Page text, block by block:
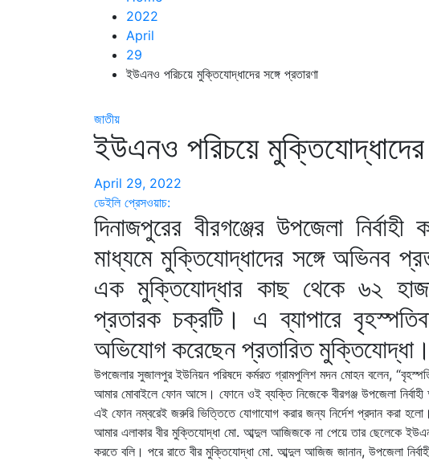
2022
April
29
ইউএনও পরিচয়ে মুক্তিযোদ্ধাদের সঙ্গে প্রতারণা
জাতীয়
ইউএনও পরিচয়ে মুক্তিযোদ্ধাদের
April 29, 2022
ডেইলি প্রেসওয়াচ:
দিনাজপুরের বীরগঞ্জের উপজেলা নির্বাহী
মাধ্যমে মুক্তিযোদ্ধাদের সঙ্গে অভিনব
এক মুক্তিযোদ্ধার কাছ থেকে ৬২
প্রতারক চক্রটি। এ ব্যাপারে
অভিযোগ করেছেন প্রতারিত মুক্তিযোদ্ধা।
উপজেলার সুজালপুর ইউনিয়ন পরিষদে কর্মরত গ্রামপুলিশ মদন মোহন বলেন,
আমার মোবাইলে ফোন আসে। ফোনে ওই ব্যক্তি নিজেকে বীরগঞ্জ উপজেলা নির্বাহী
এই ফোন নম্বরেই জরুরি ভিত্তিতে যোগাযোগ করার জন্য নির্দেশ প্রদান করা হলো।
আমার এলাকার বীর মুক্তিযোদ্ধা মো. আব্দুল আজিজকে না পেয়ে তার ছেলেকে
করতে বলি। পরে রাতে বীর মুক্তিযোদ্ধা মো. আব্দুল আজিজ জানান, উপজেলা